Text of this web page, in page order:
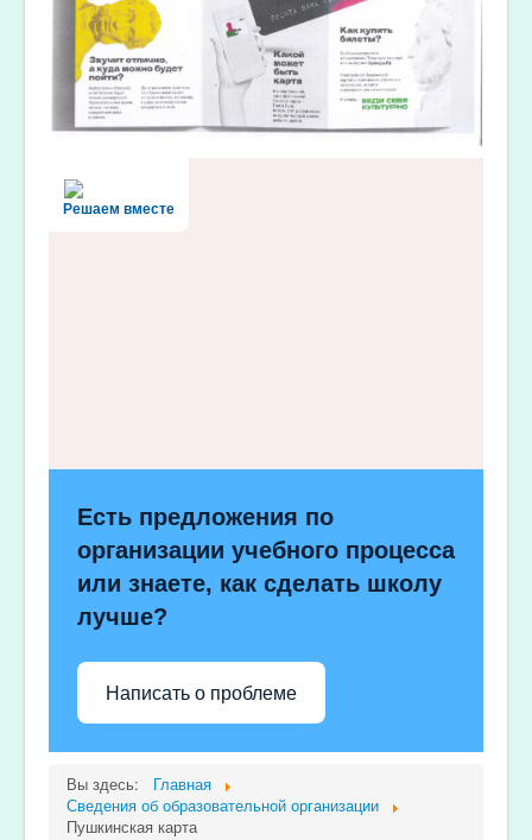
Решаем вместе
Есть предложения по
организации учебного процесса
или знаете, как сделать школу
лучше?
Написать о проблеме
Вы здесь:
Главная
Сведения об образовательной организации
Пушкинская карта